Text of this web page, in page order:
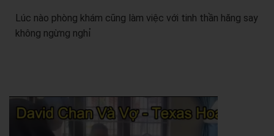
Lúc nào phòng khám cũng làm việc với tinh thần hăng say
không ngừng nghỉ